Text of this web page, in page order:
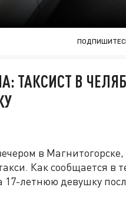
ТАКСИСТ В
в Магнитогорске,
Как сообщается в
летнюю девушку